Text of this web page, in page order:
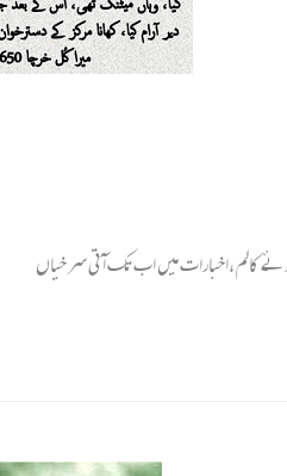
کالم ،اخبارات میں اب تک آتی سر خیاں